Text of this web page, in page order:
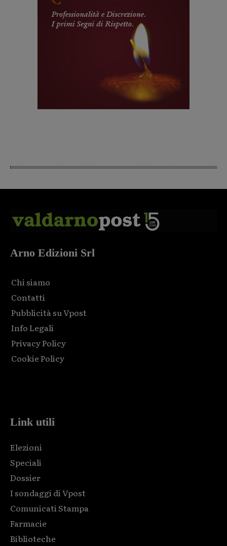
Arno Edizioni Srl
Chi siamo
Contatti
Pubblicità su Vpost
Info Legali
Privacy Policy
Cookie Policy
Link utili
Elezioni
Speciali
Dossier
I sondaggi di Vpost
Comunicati Stampa
Farmacie
Biblioteche